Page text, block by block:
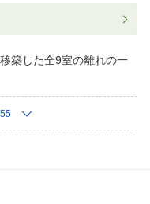
築した全9室の離れの一